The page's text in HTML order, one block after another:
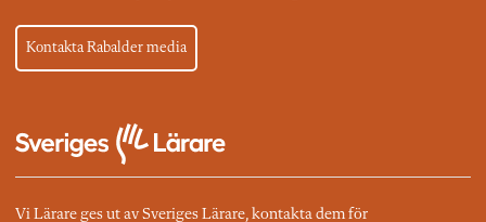
Kontakta Rabalder media
Vi Lärare ges ut av Sveriges Lärare, kontakta dem för